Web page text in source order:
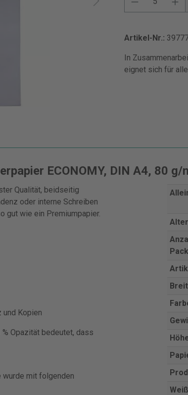
Artikel-Nr.:
In
eignet sich für
ECONOMY, DIN A4, 80 g/
Qualität, beidseitig
oder interne Schreiben
gut wie ein Premiumpapier.
und Kopien
Opazität bedeutet, dass
wurde mit folgenden